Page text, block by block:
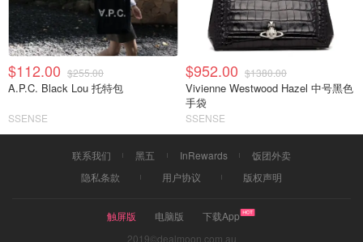
$112.00 $255.00
A.P.C. Black Lou 托特包
SSENSE
$952.00 $1380.00
Vivienne Westwood Hazel 中号黑色
手袋
SSENSE
联系我们 黑五 InRewards
饭团外卖
隐私条款
用户协议 版权声明
触屏版 电脑版
下载App
2019©dealmoon.com.au